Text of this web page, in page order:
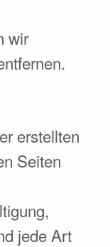
wir
erstellten
Seiten
jede Art